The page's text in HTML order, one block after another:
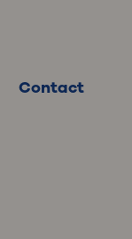
Contact